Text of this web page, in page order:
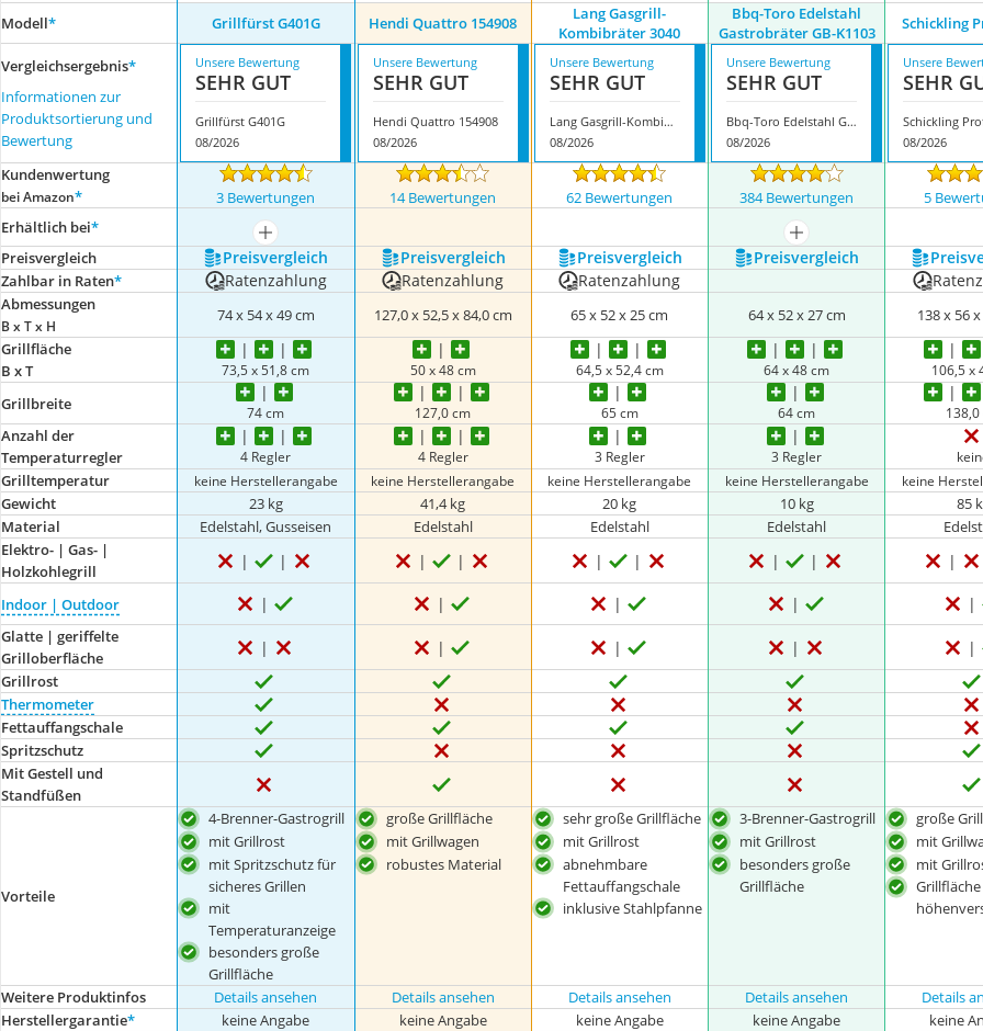
Modell* Grillfürst G401G Hendi Quattro 154908
Lang Gasgrill-
Kombibräter 3040
Bbq-Toro Edelstahl
Gastrobräter GB-K1103
Schickling
Vergleichsergebnis*
Informationen zur
Produktsortierung und
Bewertung
Unsere Bewertung
SEHR GUT
Grillfürst G401G
08/2026
Unsere Bewertung
SEHR GUT
Hendi Quattro 154908
08/2026
Unsere Bewertung
SEHR GUT
Lang Gasgrill-Kombibräter 3040
08/2026
Unsere Bewertung
SEHR GUT
Bbq-Toro Edelstahl Gastrobräter GB-K1103
08/2026
Unsere
SEHR
Schickling
08/2026
Kundenwertung
bei Amazon* 3 Bewertungen 14 Bewertungen 62 Bewertungen 384 Bewertungen 5
Erhältlich bei*
mehr anzeigen mehr anzeigen
Preis­vergleich
Preis­vergleich Preis­vergleich Preis­vergleich Preis­vergleich
Zahlbar in Raten* Ratenzahlung Ratenzahlung Ratenzahlung
Abmessungen
B x T x H
74 x 54 x 49 cm 127,0 x 52,5 x 84,0 cm 65 x 52 x 25 cm 64 x 52 x 27 cm 138 x 56
Grillfläche
B x T
73,5 x 51,8 cm 50 x 48 cm 64,5 x 52,4 cm 64 x 48 cm 106,5 x
Grillbreite 74 cm 127,0 cm 65 cm 64 cm
Anzahl der
Temperaturregler
4 Regler 4 Regler 3 Regler 3 Regler
Grilltemperatur keine Herstellerangabe keine Herstellerangabe keine Herstellerangabe keine Herstellerangabe keine
Gewicht
23 kg 41,4 kg 20 kg 10 kg 85
Material
Edelstahl, Gusseisen Edelstahl Edelstahl Edelstahl
Elektro- | Gas- |
Holzkohlegrill
Indoor | Outdoor
Glatte | geriffelte
Grilloberfläche
Grillrost
Thermometer
Fettauffangschale
Spritzschutz
Mit Gestell und
Standfüßen
Vorteile
4-Brenner-Gastrogrill
mit Grillrost
mit Spritzschutz für
sicheres Grillen
mit
Temperaturanzeige
besonders große
Grillfläche
große Grillfläche
mit Grillwagen
robustes Material
sehr große Grillfläche
mit Grillrost
abnehmbare
Fettauffangschale
inklusive Stahlpfanne
3-Brenner-Gastrogrill
mit Grillrost
besonders große
Grillfläche
große
mit
mit
Grillfläche
Weitere Produktinfos Details ansehen Details ansehen Details ansehen Details ansehen Details
Herstellergarantie* keine Angabe keine Angabe keine Angabe keine Angabe keine